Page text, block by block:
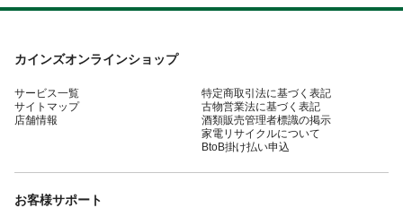
カインズオンラインショップ
サービス一覧
サイトマップ
店舗情報
特定商取引法に基づく表記
古物営業法に基づく表記
酒類販売管理者標識の掲示
家電リサイクルについて
BtoB掛け払い申込
お客様サポート